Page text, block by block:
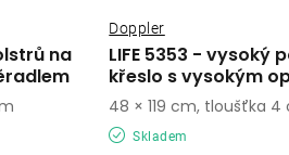
na
LIFE 5353 - vysoký
křeslo s vysokým
Doppler
Skladem
48 × 119 cm, tloušťka 4